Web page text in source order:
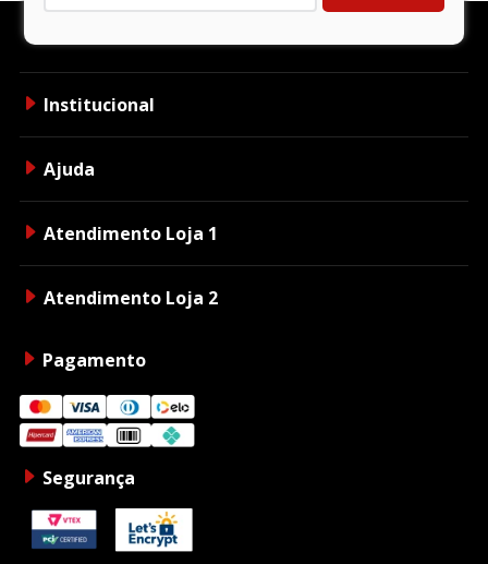
Institucional
Ajuda
Atendimento Loja 1
Atendimento Loja 2
Pagamento
Segurança